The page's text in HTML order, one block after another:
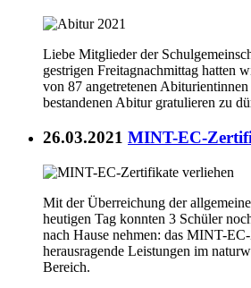
Liebe Mitglieder der
gestrigen Freitagnachmittag hatten
von 87 angetretenen
bestandenen Abitur gratulieren zu
26.03.2021 MINT-EC-
Mit der Überreichung der
heutigen Tag konnten 3 Schüler
nach Hause nehmen: das MINT-
herausragende Leistungen im
Bereich.